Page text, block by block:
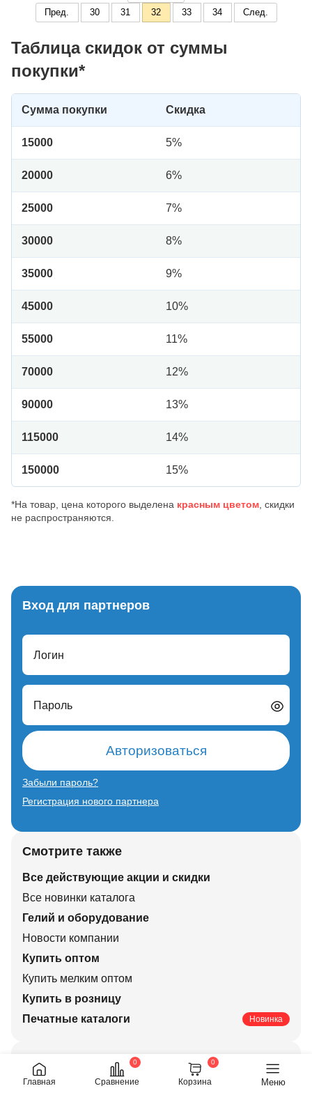
Главная Сравнение
0
Корзина
0
Меню
Пред.
30 31 32 33 34 След.
Таблица скидок от суммы
покупки*
Сумма покупки Скидка
15000 5%
20000 6%
25000 7%
30000 8%
35000 9%
45000 10%
55000 11%
70000 12%
90000 13%
115000 14%
150000 15%
*На товар, цена которого выделена красным цветом , скидки
не распространяются.
Вход для партнеров
Логин
Пароль
Авторизоваться
Забыли пароль?
Регистрация нового партнера
Смотрите также
Все действующие акции и скидки
Все новинки каталога
Гелий и оборудование
Новости компании
Купить оптом
Купить мелким оптом
Купить в розницу
Печатные каталоги
Новинка
Актуальные праздники
Свадьбы